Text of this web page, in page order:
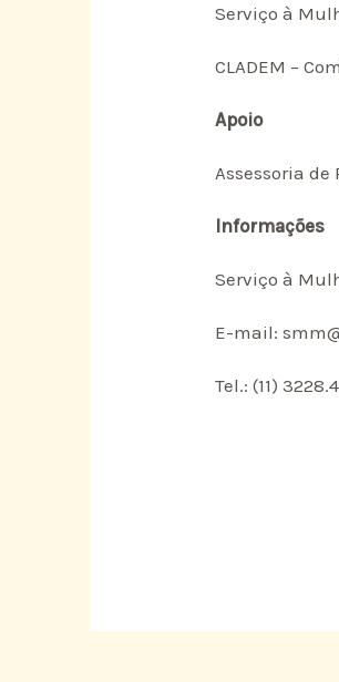
Serviço à
CLADEM –
Apoio
Assessoria
Informações
Serviço à
E-mail:
Tel.: (11)